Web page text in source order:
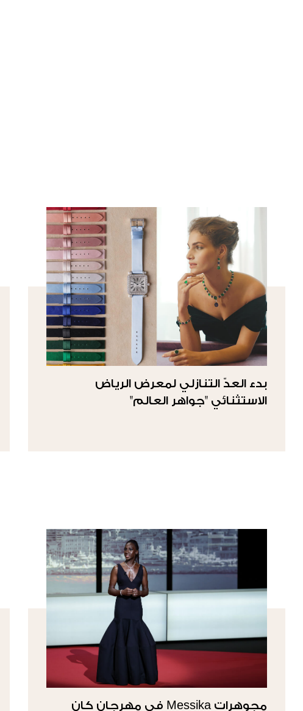
بدء العدّ التنازلي لمعرض الرياض
الاستثنائي "جواهر العالم"
مجوهرات Messika في مهرجان كان